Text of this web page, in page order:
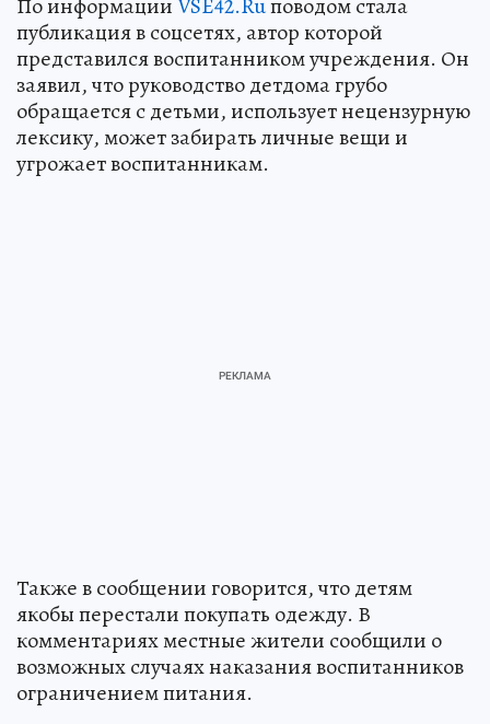
публикация в соцсетях, автор которой
представился воспитанником учреждения. Он
заявил, что руководство детдома грубо
обращается с детьми, использует нецензурную
лексику, может забирать личные вещи и
угрожает воспитанникам.
Также в сообщении говорится, что детям
якобы перестали покупать одежду. В
комментариях местные жители сообщили о
возможных случаях наказания воспитанников
ограничением питания.